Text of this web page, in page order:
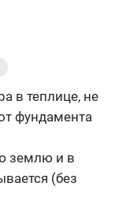
в теплице, не
фундамента
землю и в
(без